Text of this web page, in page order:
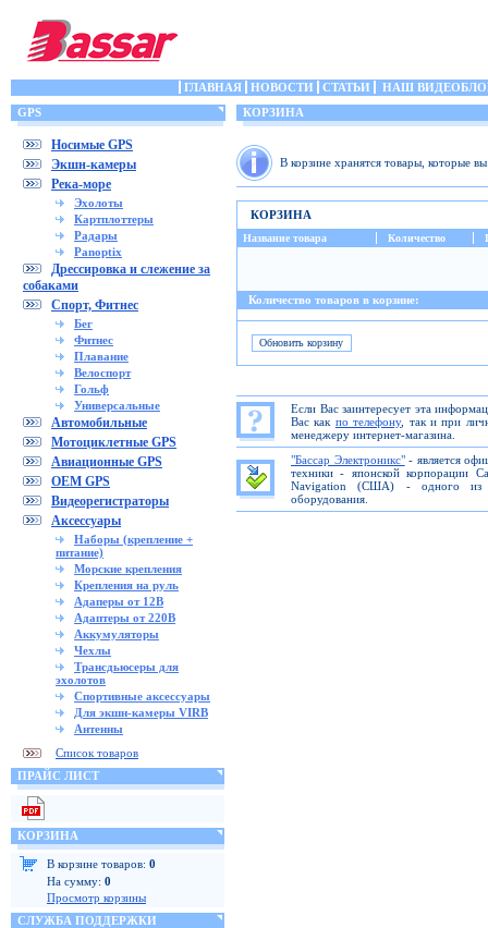
ГЛАВНАЯ НОВОСТИ СТАТЬИ
НАШ
GPS
Носимые GPS
Экшн-камеры
Река-море
Эхолоты
Картплоттеры
Радары
Panoptix
Дрессировка и слежение за
собаками
Спорт, Фитнес
Бег
Фитнес
Плавание
Велоспорт
Гольф
Универсальные
Автомобильные
Мотоциклетные GPS
Авиационные GPS
OEM GPS
Видеорегистраторы
Аксессуары
Наборы (крепление +
питание)
Морские крепления
Крепления на руль
Адаперы от 12В
Адаптеры от 220В
Аккумуляторы
Чехлы
Трансдьюсеры для
эхолотов
Спортивные аксессуары
Для экшн-камеры VIRB
Антенны
Список товаров
ПРАЙС ЛИСТ
КОРЗИНА
В корзине товаров: 0
На сумму: 0
Просмотр корзины
СЛУЖБА ПОДДЕРЖКИ
КОРЗИНА
В корзине хранятся товары, которые
КОРЗИНА
Название товара Количество
Количество товаров в корзине:
Если Вас заинтересует эта
Вас как по телефону, так и при
менеджеру интернет-магазина.
"Бассар Электроникс"- является
техники - японской корпорации
Navigation (США) - одного из
оборудования.